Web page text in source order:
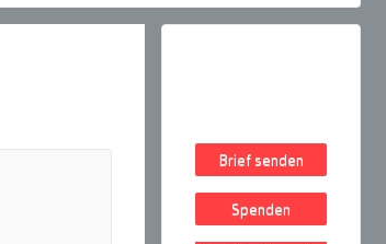
Brief senden
Spenden